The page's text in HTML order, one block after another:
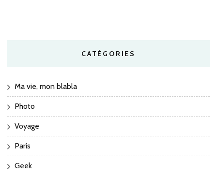
CATÉGORIES
Ma vie, mon blabla
Photo
Voyage
Paris
Geek